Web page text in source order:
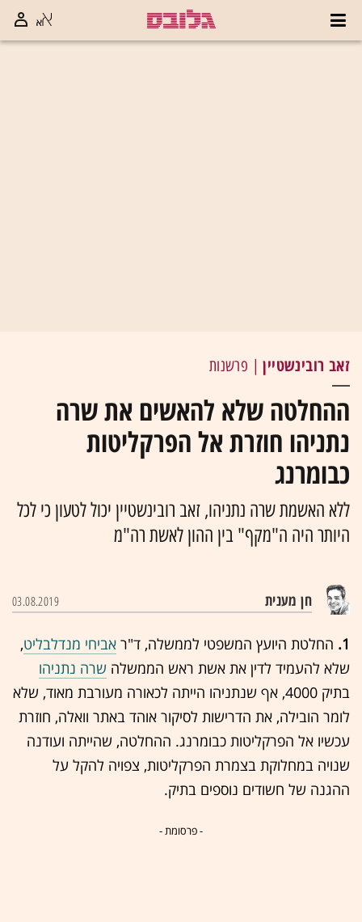
זאב רובינשטיין| פרשנות
ההחלטה שלא להאשים את שרה
נתניהו חוזרת אל הפרקליטות
כבומרנג
ללא האשמת שרה נתניהו, זאב רובינשטיין יכול לטעון כי לכל
היותר היה ה"מקף" בין ההון לאשת רה"מ
חן מענית 03.08.2019
1. החלטת היועץ המשפטי לממשלה, ד"ר אביחי מנדלבליט,
שלא להעמיד לדין את אשת ראש הממשלה שרה נתניהו
בתיק 4000, אף שנתניהו הייתה לכאורה מעורבת מאוד, שלא
לומר הובילה, את הדרישות לסיקור אוהד באתר וואלה, חוזרת
עכשיו אל הפרקליטות כבומרנג. ההחלטה, שהייתה ועודנה
שנויה במחלוקת בצמרת הפרקליטות, צפויה להקל על
ההגנה של חשודים נוספים בתיק.
- פרסומת -